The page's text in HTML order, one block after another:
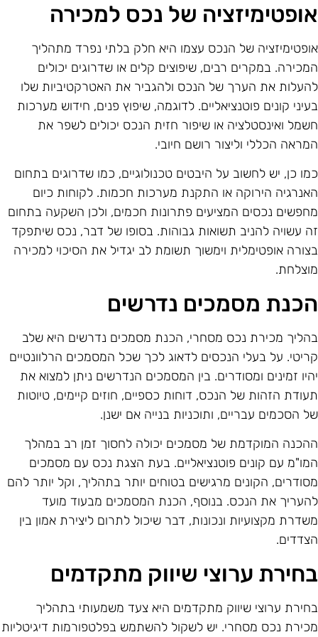
של נכס למכירה
של הנכס עצמו היא חלק בלתי נפרד מתהליך
במקרים רבים, שיפוצים קלים או שדרוגים יכולים
את הערך של הנכס ולהגביר את האטרקטיביות שלו
קונים פוטנציאליים. לדוגמה, שיפוץ פנים, חידוש מערכות
ואינסטלציה או שיפור חזית הנכס יכולים לשפר את
הכללי וליצור רושם חיובי.
כן, יש לחשוב על היבטים טכנולוגיים, כמו שדרוגים בתחום
הירוקה או התקנת מערכות חכמות. לקוחות כיום
נכסים המציעים פתרונות חכמים, ולכן השקעה בתחום
עשויה להניב תשואות גבוהות. בסופו של דבר, נכס שיתפקד
אופטימלית וימשוך תשומת לב יגדיל את הסיכוי למכירה
מסמכים נדרשים
מכירת נכס מסחרי, הכנת מסמכים נדרשים היא שלב
על בעלי הנכסים לדאוג לכך שכל המסמכים הרלוונטיים
זמינים ומסודרים. בין המסמכים הנדרשים ניתן למצוא את
הזהות של הנכס, דוחות כספיים, חוזים קיימים, טיוטות
הסכמים עבריים, ותוכניות בנייה אם ישנן.
המוקדמת של מסמכים יכולה לחסוך זמן רב במהלך
עם קונים פוטנציאליים. בעת הצגת נכס עם מסמכים
הקונים מרגישים בטוחים יותר בתהליך, וקל יותר להם
את הנכס. בנוסף, הכנת המסמכים מבעוד מועד
מקצועיות ונכונות, דבר שיכול לתרום ליצירת אמון בין
ערוצי שיווק מתקדמים
ערוצי שיווק מתקדמים היא צעד משמעותי בתהליך
נכס מסחרי. יש לשקול להשתמש בפלטפורמות דיגיטליות